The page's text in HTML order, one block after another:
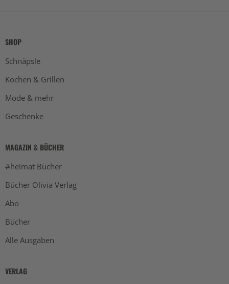
SHOP
Schnäpsle
Kochen & Grillen
Mode & mehr
Geschenke
MAGAZIN & BÜCHER
#heimat Bücher
Bücher Olivia Verlag
Abo
Bücher
Alle Ausgaben
VERLAG